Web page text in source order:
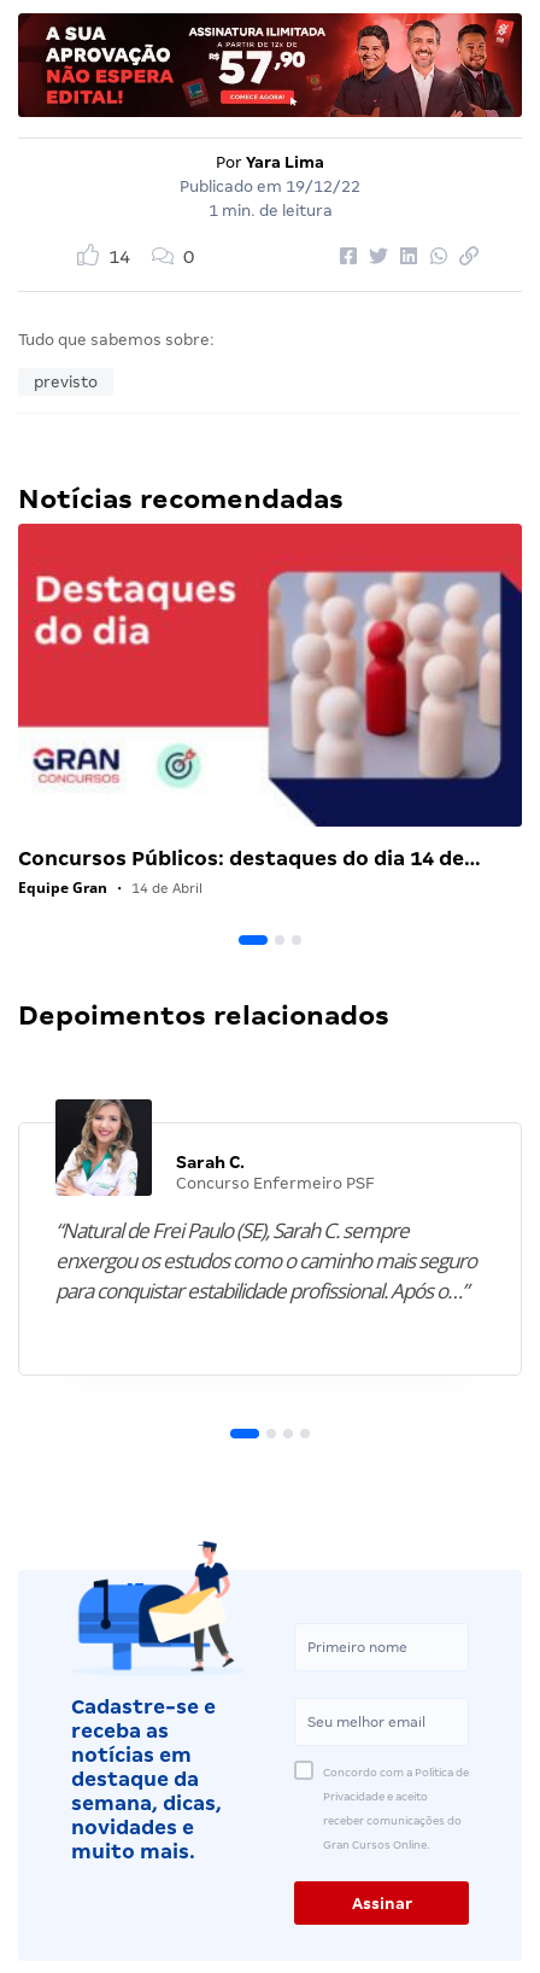
Por Yara Lima
Publicado em 19/12/22
1 min. de leitura
14 0
Tudo que sabemos sobre:
previsto
Notícias recomendadas
Concursos Públicos: destaques do dia 14 de…
Equipe Gran • 14 de Abril
Depoimentos relacionados
Sarah C.
Concurso Enfermeiro PSF
“Natural de Frei Paulo (SE), Sarah C. sempre
enxergou os estudos como o caminho mais seguro
para conquistar estabilidade profissional. Após o…”
Cadastre-se e
receba as
notícias em
destaque da
semana, dicas,
novidades e
muito mais.
Concordo com a Política de
Privacidade e aceito
receber comunicações do
Gran Cursos Online.